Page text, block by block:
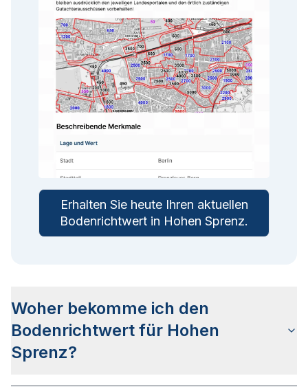
Erhalten Sie heute Ihren aktuellen
Bodenrichtwert in Hohen Sprenz.
Woher bekomme ich den
Bodenrichtwert für Hohen
Sprenz?